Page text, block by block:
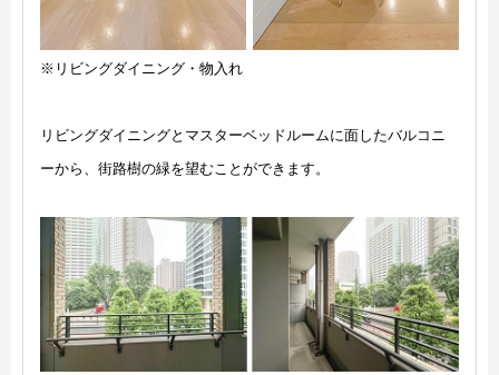
※リビングダイニング・物入れ
リビングダイニングとマスターベッドルームに面したバルコニ
ーから、街路樹の緑を望むことができます。